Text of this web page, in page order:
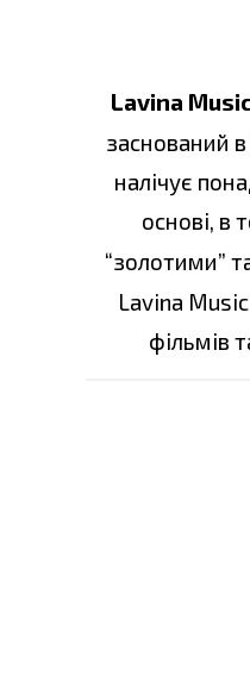
Lavina
заснований в
налічує
основі, в
“золотими”
Lavina
фільмів